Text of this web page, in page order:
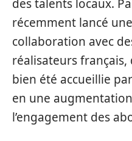
des talents locaux.
récemment lancé
collaboration avec
réalisateurs
bien été accueillie
en une
l’engagement des